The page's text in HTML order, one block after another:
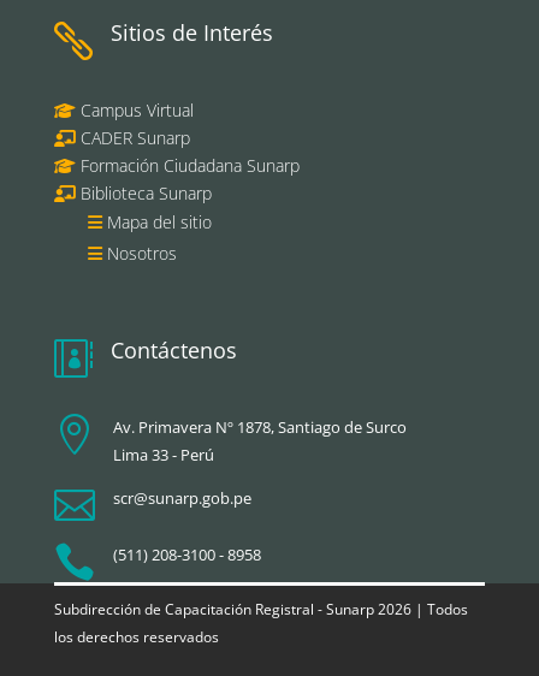
 Sitios de Interés
Campus Virtual
CADER Sunarp
Formación Ciudadana Sunarp
Biblioteca Sunarp
Mapa del sitio
Nosotros
 Contáctenos

Av. Primavera Nº 1878, Santiago de Surco
Lima 33 - Perú
 scr@sunarp.gob.pe
 (511) 208-3100 - 8958
Subdirección de Capacitación Registral - Sunarp 2026 | Todos
los derechos reservados